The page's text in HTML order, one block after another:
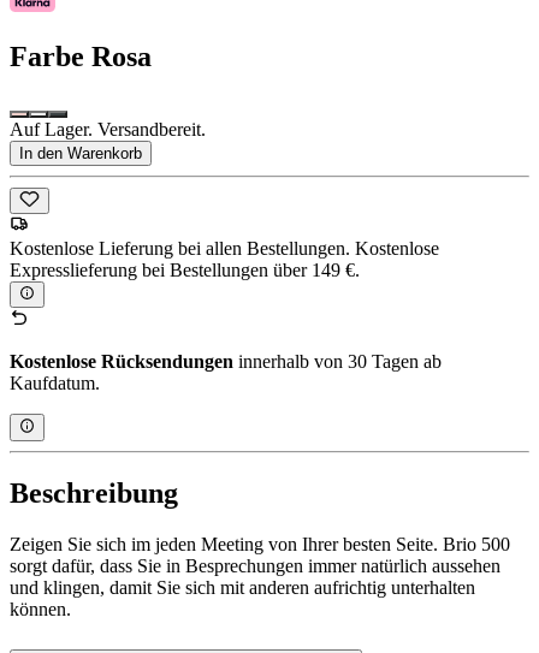
Farbe Rosa
Auf Lager. Versandbereit.
In den Warenkorb
Kostenlose Lieferung bei allen Bestellungen. Kostenlose
Expresslieferung bei Bestellungen über 149 €.
Kostenlose Rücksendungen innerhalb von 30 Tagen ab
Kaufdatum.
Beschreibung
Zeigen Sie sich im jeden Meeting von Ihrer besten Seite. Brio 500
sorgt dafür, dass Sie in Besprechungen immer natürlich aussehen
und klingen, damit Sie sich mit anderen aufrichtig unterhalten
können.